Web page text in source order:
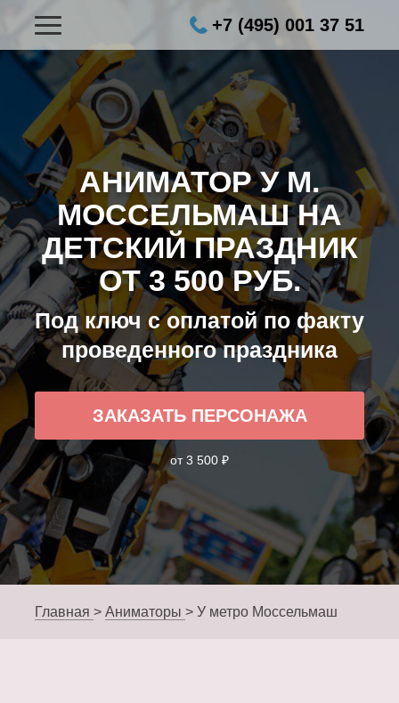
+7 (495) 001 37 51
АНИМАТОР У М.
МОССЕЛЬМАШ НА
ДЕТСКИЙ ПРАЗДНИК
ОТ 3 500 РУБ.
Под ключ с оплатой по факту
проведенного праздника
ЗАКАЗАТЬ ПЕРСОНАЖА
от 3 500 ₽
Главная > Аниматоры > У метро Моссельмаш